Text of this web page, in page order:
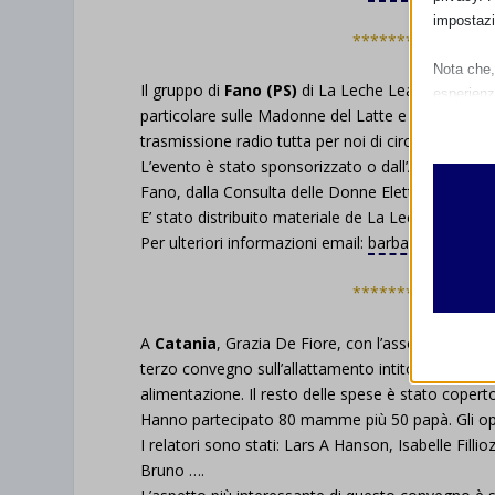
Il gruppo di Fano (PS) di La Leche League ha
particolare sulle Madonne del Latte e Opere
trasmissione radio tutta per noi di circa 15 minuti
L’evento è stato sponsorizzato o
Fano, dalla Consulta delle Donne Elette, dalla
E’ stato distribuito materiale de La Leche League.
Per ulteriori informazioni email:
A Catania, Grazia De Fiore, con l’associazione
terzo convegno sull’allattamento intitolato . E’
alimentazione. Il resto delle spese è stato
Hanno partecipato 80 mamme più 50 papà. Gli
I relatori sono stati: Lars A Hanson, Isabelle
Bruno ….
Nota
wp-
I
_ga
_ga_*
Altri